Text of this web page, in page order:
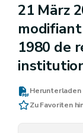
21 März
1980 de
Herunterladen
Zu Favoriten